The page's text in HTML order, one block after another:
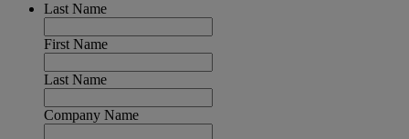
Last Name
First Name
Last Name
Company Name